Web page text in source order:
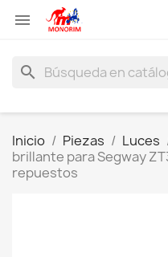

search
Inicio Piezas Luces
brillante para Segway
repuestos